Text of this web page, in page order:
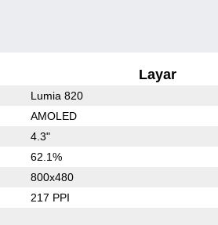
Layar
Lumia 820
AMOLED
4.3"
62.1%
800x480
217 PPI